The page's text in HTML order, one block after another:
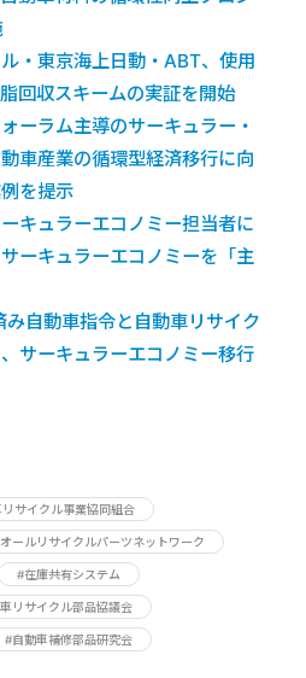
・東京海上日動・ABT、使用
回収スキームの実証を開始
ーラム主導のサーキュラー・
車産業の循環型経済移行に向
を提示
キュラーエコノミー担当者に
ーキュラーエコノミーを「主
み自動車指令と自動車リサイク
サーキュラーエコノミー移行
サイクル事業協同組合
ールリサイクルパーツネットワーク
#在庫共有システム
リサイクル部品協議会
#自動車補修部品研究会